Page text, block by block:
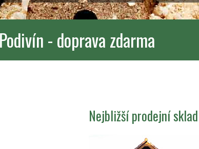
- doprava zdarma
Nejbližší prodejní sklad